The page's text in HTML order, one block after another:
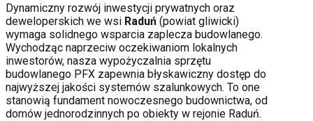
Dynamiczny rozwój inwestycji prywatnych oraz
deweloperskich we wsi Raduń (powiat gliwicki)
wymaga solidnego wsparcia zaplecza budowlanego.
Wychodząc naprzeciw oczekiwaniom lokalnych
inwestorów, nasza wypożyczalnia sprzętu
budowlanego PFX zapewnia błyskawiczny dostęp do
najwyższej jakości systemów szalunkowych. To one
stanowią fundament nowoczesnego budownictwa, od
domów jednorodzinnych po obiekty w rejonie Raduń.